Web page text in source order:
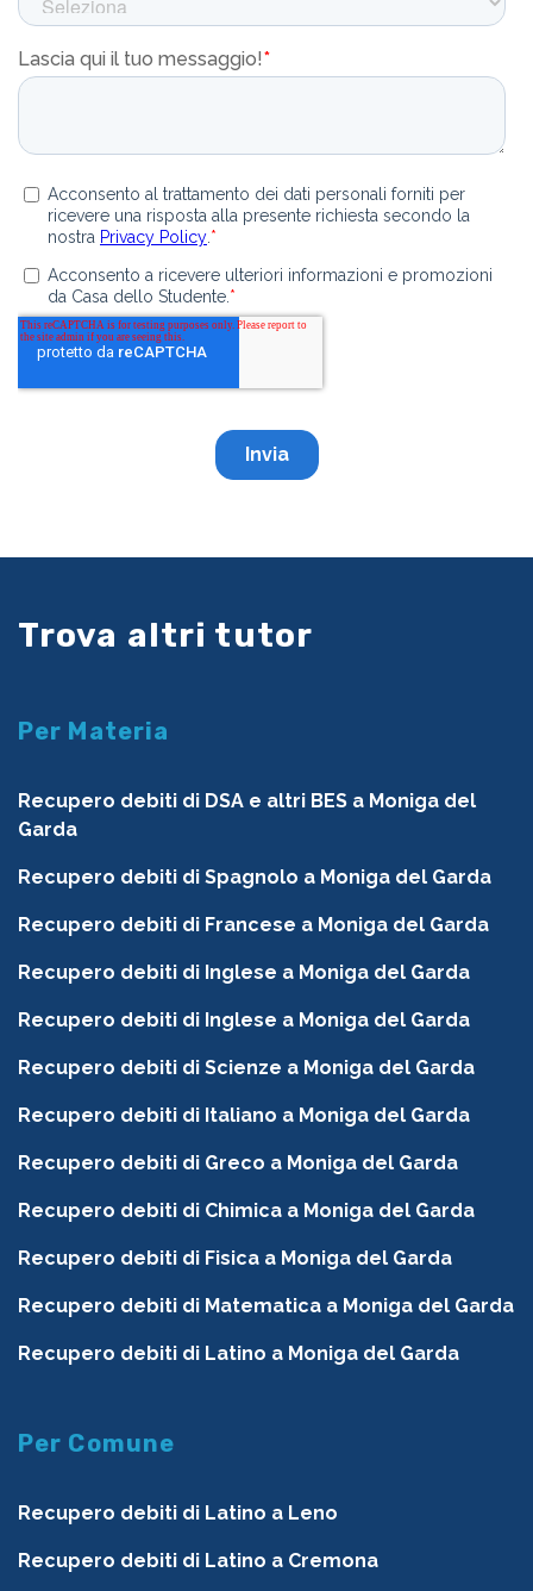
Trova altri tutor
Per Materia
Recupero debiti di DSA e altri BES a Moniga del
Garda
Recupero debiti di Spagnolo a Moniga del Garda
Recupero debiti di Francese a Moniga del Garda
Recupero debiti di Inglese a Moniga del Garda
Recupero debiti di Inglese a Moniga del Garda
Recupero debiti di Scienze a Moniga del Garda
Recupero debiti di Italiano a Moniga del Garda
Recupero debiti di Greco a Moniga del Garda
Recupero debiti di Chimica a Moniga del Garda
Recupero debiti di Fisica a Moniga del Garda
Recupero debiti di Matematica a Moniga del Garda
Recupero debiti di Latino a Moniga del Garda
Per Comune
Recupero debiti di Latino a Leno
Recupero debiti di Latino a Cremona